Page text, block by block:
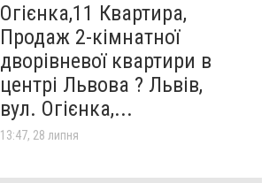
Огієнка,11 Квартира,
Продаж 2-кімнатної
дворівневої квартири в
центрі Львова ? Львів,
вул. Огієнка,...
13:47, 28 липня